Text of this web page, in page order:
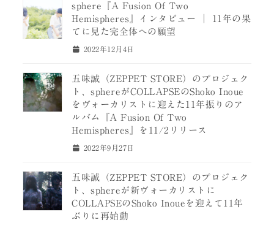
sphere『A Fusion Of Two
Hemispheres』インタビュー ｜ 11年の果
てに見た完全体への願望
2022年12月4日
五味誠（ZEPPET STORE）のプロジェク
ト、sphereがCOLLAPSEのShoko Inoue
をヴォーカリストに迎えた11年振りのア
ルバム『A Fusion Of Two
Hemispheres』を11/2リリース
2022年9月27日
五味誠（ZEPPET STORE）のプロジェク
ト、sphereが新ヴォーカリストに
COLLAPSEのShoko Inoueを迎えて11年
ぶりに再始動